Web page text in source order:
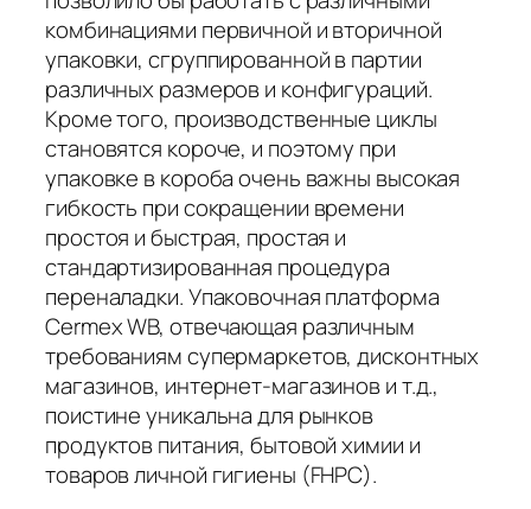
комбинациями первичной и вторичной
упаковки, сгруппированной в партии
различных размеров и конфигураций.
Кроме того, производственные циклы
становятся короче, и поэтому при
упаковке в короба очень важны высокая
гибкость при сокращении времени
простоя и быстрая, простая и
стандартизированная процедура
переналадки. Упаковочная платформа
Cermex WB, отвечающая различным
требованиям супермаркетов, дисконтных
магазинов, интернет-магазинов и т.д.,
поистине уникальна для рынков
продуктов питания, бытовой химии и
товаров личной гигиены (FHPC).